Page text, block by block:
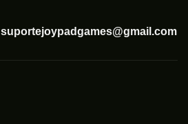
suportejoypadgames@gmail.com